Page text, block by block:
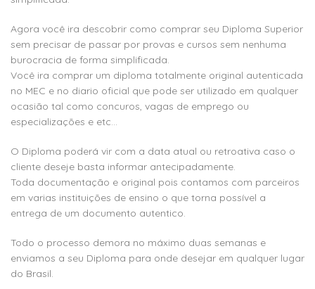
Agora você ira descobrir como comprar seu Diploma Superior
sem precisar de passar por provas e cursos sem nenhuma
burocracia de forma simplificada.
Você ira comprar um diploma totalmente original autenticada
no MEC e no diario oficial que pode ser utilizado em qualquer
ocasião tal como concuros, vagas de emprego ou
especializações e etc…
O Diploma poderá vir com a data atual ou retroativa caso o
cliente deseje basta informar antecipadamente.
Toda documentação e original pois contamos com parceiros
em varias instituições de ensino o que torna possível a
entrega de um documento autentico.
Todo o processo demora no máximo duas semanas e
enviamos a seu Diploma para onde desejar em qualquer lugar
do Brasil.